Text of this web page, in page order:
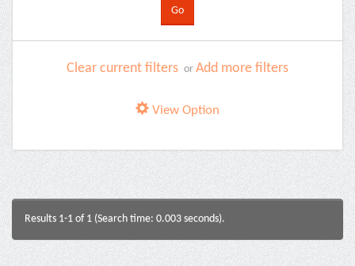
Clear current filters or Add more filters
View Option
Results 1-1 of 1 (Search time: 0.003 seconds).